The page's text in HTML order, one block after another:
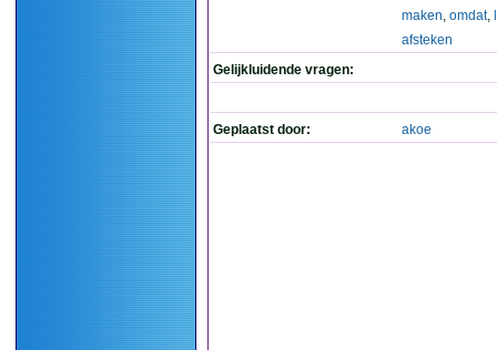
maken, omdat,
afsteken
Gelijkluidende vragen:
Geplaatst door: akoe